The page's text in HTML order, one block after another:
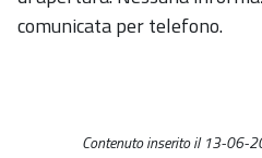
comunicata per telefono.
Contenuto inserito il 13-